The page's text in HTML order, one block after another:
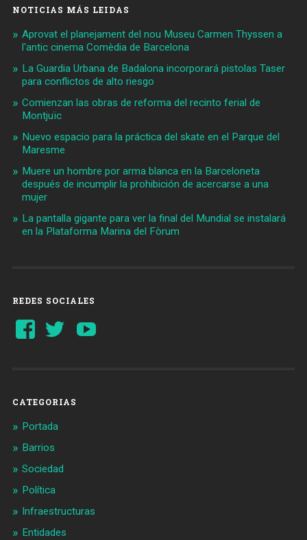
NOTICIAS MÁS LEIDAS
Aprovat el planejament del nou Museu Carmen Thyssen a
l'antic cinema Comèdia de Barcelona
La Guardia Urbana de Badalona incorporará pistolas Taser
para conflictos de alto riesgo
Comienzan las obras de reforma del recinto ferial de
Montjuïc
Nuevo espacio para la práctica del skate en el Parque del
Maresme
Muere un hombre por arma blanca en la Barceloneta
después de incumplir la prohibición de acercarse a una
mujer
La pantalla gigante para ver la final del Mundial se instalará
en la Plataforma Marina del Fòrum
REDES SOCIALES
Ver
perfil
Ver
perfil
CATEGORIAS
Portada
Barrios
Sociedad
Política
Infraestructuras
Entidades